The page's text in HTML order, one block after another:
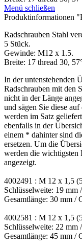
Menü schließen
Produktinformationen
Radschrauben Stahl
5 Stück.
Gewinde: M12 x 1.5.
Breite: 17 thread 30,
In der untenstehenden
Radschrauben mit den
nicht in der Länge
und sägen Sie diese
werden im Satz
ebenfalls in der
einem * dahinter sind
ersetzen. Um die
werden die wichtigsten
angezeigt.
4002491 : M 12 x 1,5
Schlüsselweite: 19 mm
Gesamtlänge: 30 mm /
4002581 : M 12 x 1,5
Schlüsselweite: 22 mm
Gesamtlänge: 45 mm /